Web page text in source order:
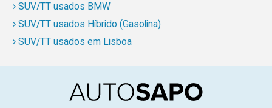
SUV/TT usados BMW
SUV/TT usados Híbrido (Gasolina)
SUV/TT usados em Lisboa